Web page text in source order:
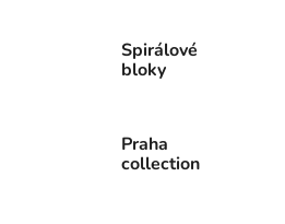
Spirálové
bloky
Praha
collection